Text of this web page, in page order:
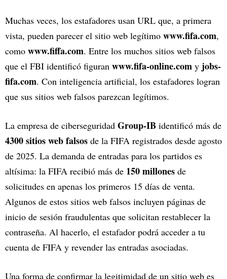
Muchas veces, los estafadores usan URL que, a primera
vista, pueden parecer el sitio web legítimo www.fifa.com,
como www.fiffa.com. Entre los muchos sitios web falsos
que el FBI identificó figuran www.fifa-online.com y jobs-
fifa.com. Con inteligencia artificial, los estafadores logran
que sus sitios web falsos parezcan legítimos.
La empresa de ciberseguridad Group-IB identificó más de
4300 sitios web falsos de la FIFA registrados desde agosto
de 2025. La demanda de entradas para los partidos es
altísima: la FIFA recibió más de 150 millones de
solicitudes en apenas los primeros 15 días de venta.
Algunos de estos sitios web falsos incluyen páginas de
inicio de sesión fraudulentas que solicitan restablecer la
contraseña. Al hacerlo, el estafador podrá acceder a tu
cuenta de FIFA y revender las entradas asociadas.
Una forma de confirmar la legitimidad de un sitio web es